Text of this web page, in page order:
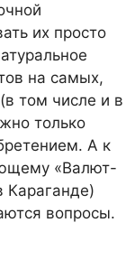
их просто
на самых,
том числе и в
только
А к
«Валют-
Караганде)
вопросы.